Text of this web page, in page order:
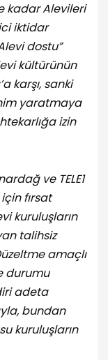
kadar Alevileri
iktidar
dostu”
kültürünün
karşı, sanki
yaratmaya
izin
ve TELE1
fırsat
kuruluşların
talihsiz
amaçlı
durumu
adeta
bundan
kuruluşların